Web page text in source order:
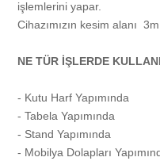
Dış Cephe Giydirme
Afiş Baskıları
Kartvizit
işlemlerini yapar.
Cihazımızın kesim alanı
NE TÜR İŞLERDE
- Kutu Harf Yapımında
- Tabela Yapımında
- Stand Yapımında
- Mobilya Dolapları